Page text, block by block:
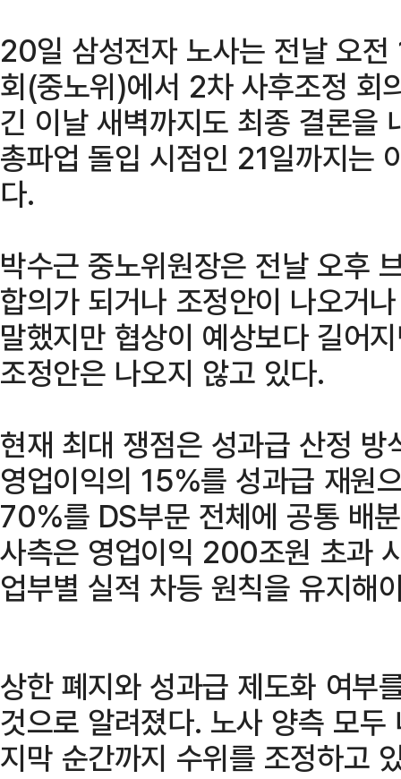
20일 삼성전자 노사는 전날 오
회(중노위)에서 2차 사후조정 회
긴 이날 새벽까지도 최종 결론을
총파업 돌입 시점인 21일까지는
다.
박수근 중노위원장은 전날 오후
합의가 되거나 조정안이 나오거
말했지만 협상이 예상보다 길어
조정안은 나오지 않고 있다.
현재 최대 쟁점은 성과급 산정
영업이익의 15%를 성과급 재원
70%를 DS부문 전체에 공통 배
사측은 영업이익 200조원 초과
업부별 실적 차등 원칙을 유지해
상한 폐지와 성과급 제도화 여부
것으로 알려졌다. 노사 양측 모
지막 순간까지 수위를 조정하고